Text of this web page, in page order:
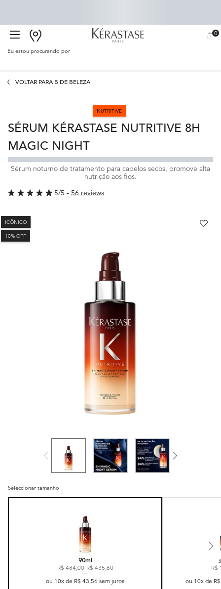
BUSCAR
MEU
0
0
Eu estou procurando por
VOLTAR PARA B DE BELEZA
NUTRITIVE
SÉRUM KÉRASTASE NUTRITIVE 8H
MAGIC NIGHT
Sérum noturno de tratamento para cabelos secos, promove alta
nutrição aos fios.
5/5
56 reviews
ICÔNICO
10% OFF
Seleccionar tamanho
Selected
90ml
Old price
R$ 484,00 New price
R$ 435,60
ou 10x de R$ 43,56 sem juros
, 1 of 2
R$
ou 10x de